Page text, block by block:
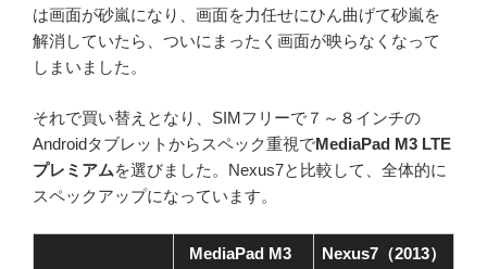
は画面が砂嵐になり、画面を力任せにひん曲げて砂嵐を
解消していたら、ついにまったく画面が映らなくなって
しまいました。
それで買い替えとなり、SIMフリーで７～８インチの
Androidタブレットからスペック重視でMediaPad M3 LTE
プレミアムを選びました。Nexus7と比較して、全体的に
スペックアップになっています。
MediaPad M3
Nexus7（2013）